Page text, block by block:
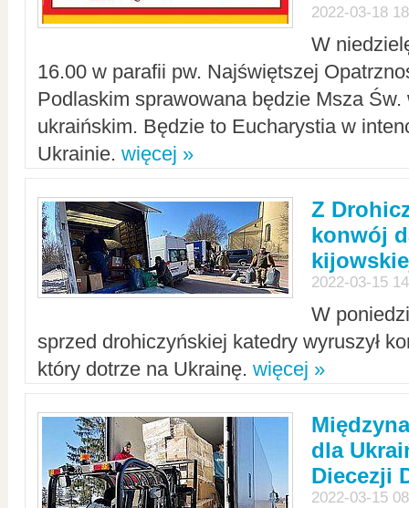
2022-03-18
W
16.00 w parafii pw. Najświętszej
Podlaskim sprawowana będzie Msza Św.
ukraińskim. Będzie to Eucharystia w
Ukrainie. więcej »
Z
konwój
2022-03-15
W
sprzed drohiczyńskiej katedry wyruszył
który dotrze na Ukrainę. więcej »
dla
Diecezji
2022-03-15